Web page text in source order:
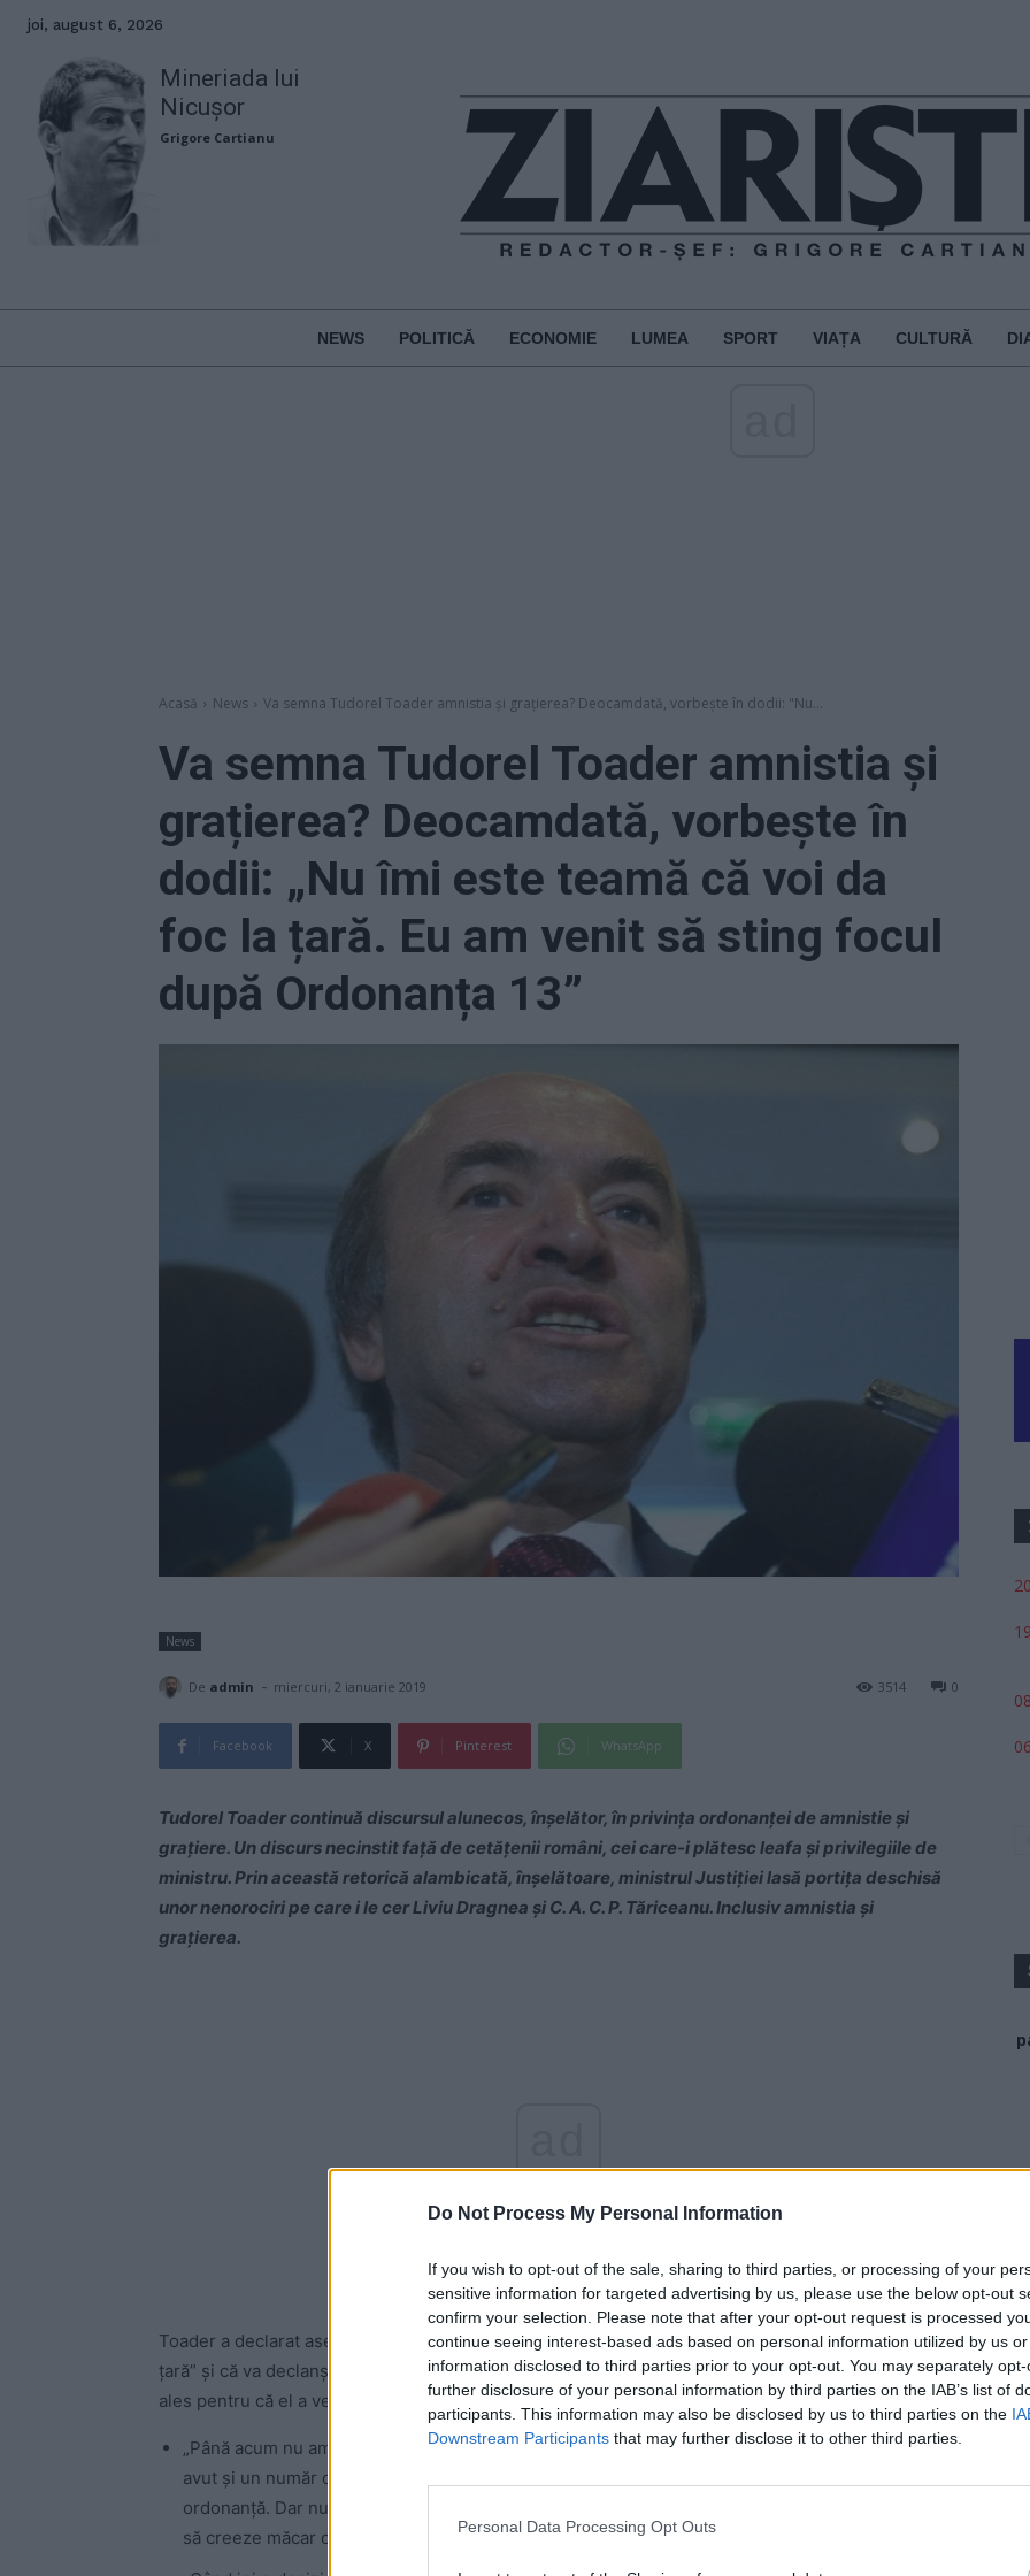
Do Not Process My Personal Information
If you wish to opt-out of the sale, sharing to third parties, or processing of your
sensitive information for targeted advertising by us, please use the below opt-out
confirm your selection. Please note that after your opt-out request is processed
continue seeing interest-based ads based on personal information utilized by us
information disclosed to third parties prior to your opt-out. You may separately
further disclosure of your personal information by third parties on the IAB’s list of
participants. This information may also be disclosed by us to third parties on the
Downstream Participants that may further disclose it to other third parties.
Personal Data Processing Opt Outs
joi, august 6, 2026
Mineriada lui
Nicușor
Grigore Cartianu
NEWS POLITICĂ ECONOMIE LUMEA SPORT VIAȚA CULTURĂ
Acasă News Va semna Tudorel Toader amnistia şi grațierea? Deocamdată, vorbeşte în dodii: "Nu...
Va semna Tudorel Toader amnistia şi
grațierea? Deocamdată, vorbeşte în
dodii: „Nu îmi este teamă că voi da
foc la țară. Eu am venit să sting focul
după Ordonanța 13”
News
De admin - miercuri, 2 ianuarie 2019 0
3514
Facebook X Pinterest WhatsApp
Tudorel Toader continuă discursul alunecos, înșelător, în privința ordonanței de amnistie și
grațiere. Un discurs necinstit față de cetățenii români, cei care-i plătesc leafa și privilegiile de
ministru. Prin această retorică alambicată, înșelătoare, ministrul Justiției lasă portița deschisă
unor nenorociri pe care i le cer Liviu Dragnea și C. A. C. P. Tăriceanu. Inclusiv amnistia și
grațierea.
Toader a declarat aseară, la Antena 3 (televiziunea sa preferată), că nu se teme că „va da foc la
țară” și că va declanșa proteste violente printr-un proiect de ordonanță pe amnistie și grațiere, mai
ales pentru că el a venit „să stingă focul de după Ordonanța 13”.
„Până acum nu am avut sentimentul acesta, că <<voi da foc la țară>>. Știu Ordonanța 13, care a
avut și un număr cu ghinion, știu efectele ei, eu am venit să sting, oarecum, focul de după
ordonanță. Dar nu am această temere, pentru că nu am făcut și sigur nu voi face ceva de natură
să creeze măcar o astfel de stare de pericol, darămite să-l producă în mod efectiv”.